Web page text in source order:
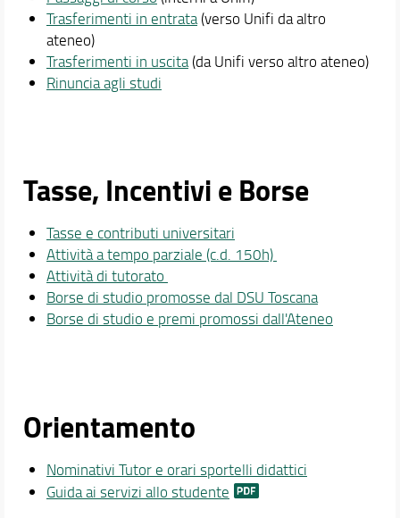
Trasferimenti in entrata(verso Unifi da altro
ateneo)
Trasferimenti in uscita(da Unifi verso altro ateneo)
Rinuncia agli studi
Tasse, Incentivi e Borse
Tasse e contributi universitari
Attività a tempo parziale (c.d. 150h)
Attività di tutorato
Borse di studio promosse dal DSU Toscana
Borse di studio e premi promossi dall'Ateneo
Orientamento
Nominativi Tutor e orari sportelli didattici
Guida ai servizi allo studente